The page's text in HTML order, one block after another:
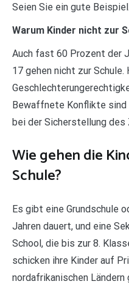
Seien Sie ein gute
Warum Kinder nicht zur
Auch fast 60 Prozent der
17 gehen nicht zur
Bewaffnete Konflikte sind
bei der Sicherstellung des
Wie gehen die
Schule?
Es gibt eine Grundschule
Jahren dauert, und eine
School, die bis zur 8.
schicken ihre Kinder auf
nordafrikanischen